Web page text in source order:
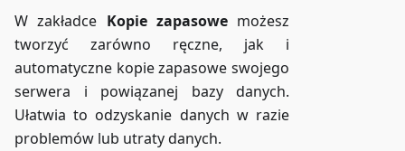
W zakładce Kopie zapasowemożesz
tworzyć zarówno ręczne, jak i
automatyczne kopie zapasowe swojego
serwera i powiązanej bazy danych.
Ułatwia to odzyskanie danych w razie
problemów lub utraty danych.